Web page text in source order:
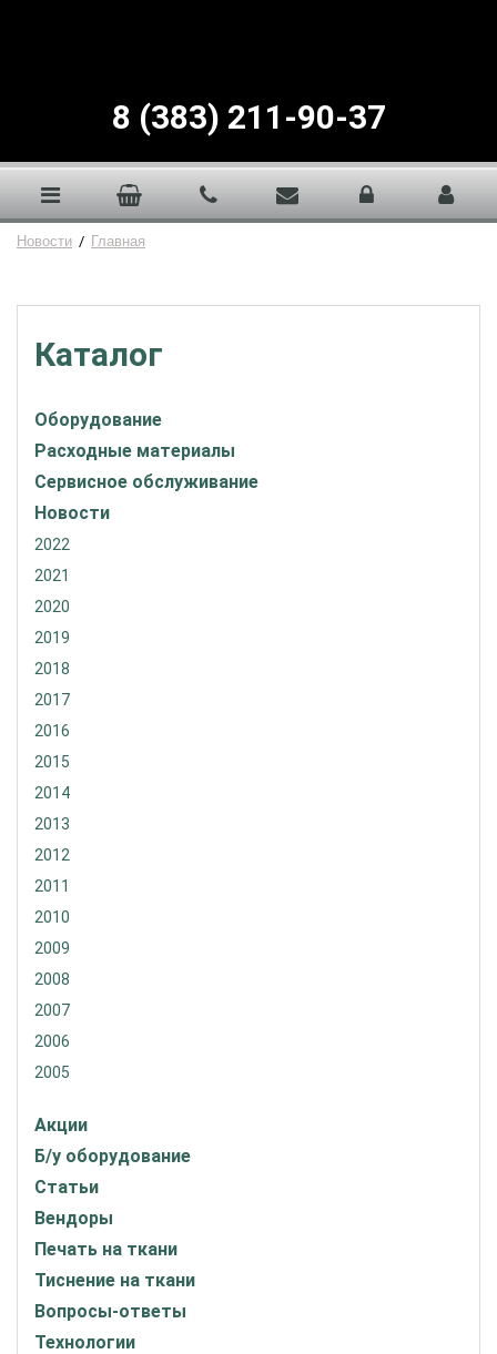
8 (383) 211-90-37
Новости / Главная
Каталог
Оборудование
Расходные материалы
Сервисное обслуживание
Новости
2022
2021
2020
2019
2018
2017
2016
2015
2014
2013
2012
2011
2010
2009
2008
2007
2006
2005
Акции
Б/у оборудование
Статьи
Вендоры
Печать на ткани
Тиснение на ткани
Вопросы-ответы
Технологии